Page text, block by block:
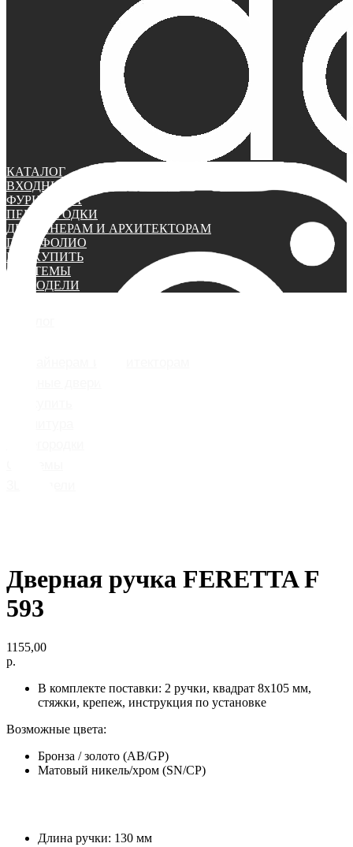
КАТАЛОГ
ВХОДНЫЕ ДВЕРИ
ФУРНИТУРА
ПЕРЕГОРОДКИ
ДИЗАЙНЕРАМ И АРХИТЕКТОРАМ
ПОРТФОЛИО
ГДЕ КУПИТЬ
СИСТЕМЫ
3D МОДЕЛИ
Дверная ручка FERETTA F
593
1155,00
р.
В комплекте поставки: 2 ручки, квадрат 8х105 мм,
стяжки, крепеж, инструкция по установке
Возможные цвета:
Бронза / золото (AB/GP)
Матовый никель/хром (SN/CP)
Длина ручки: 130 мм